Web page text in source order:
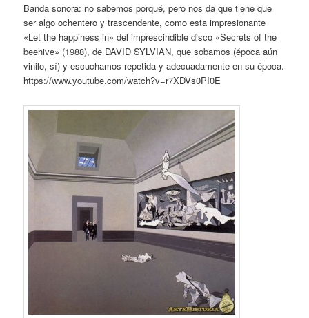
Banda sonora: no sabemos porqué, pero nos da que tiene que
ser algo ochentero y trascendente, como esta impresionante
«Let the happiness in» del imprescindible disco «Secrets of the
beehive» (1988), de DAVID SYLVIAN, que sobamos (época aún
vinilo, sí) y escuchamos repetida y adecuadamente en su época.
https://www.youtube.com/watch?v=r7XDVs0PI0E